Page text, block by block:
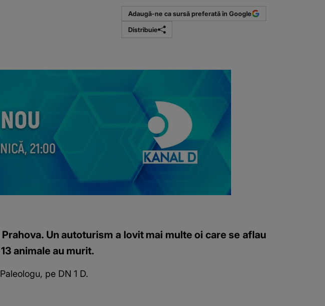
Adaugă-ne ca sursă preferată în Google
Distribuie
Un autoturism a lovit mai multe oi care se aflau
animale au murit.
pe DN 1 D.